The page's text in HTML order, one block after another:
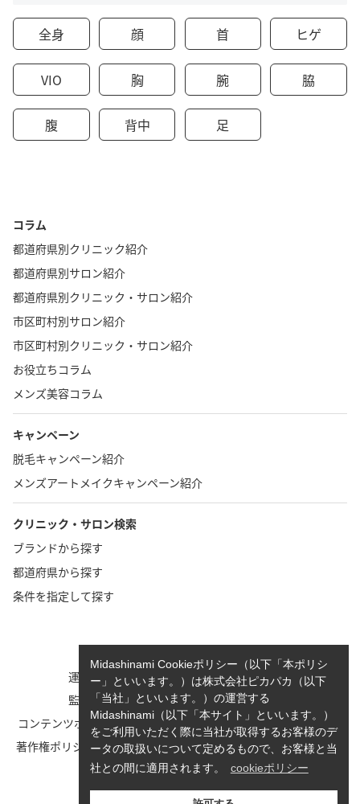
全身 顔 首 ヒゲ
VIO 胸 腕 脇
腹 背中 足
コラム
都道府県別クリニック紹介
都道府県別サロン紹介
都道府県別クリニック・サロン紹介
市区町村別サロン紹介
市区町村別クリニック・サロン紹介
お役立ちコラム
メンズ美容コラム
キャンペーン
脱毛キャンペーン紹介
メンズアートメイクキャンペーン紹介
クリニック・サロン検索
ブランドから探す
都道府県から探す
条件を指定して探す
運営者情報
執筆者一覧
監修者一覧
cookieポリシーについて
コンテンツポリシーと運営指針
利用規約
著作権ポリシー/免責事項につい
て
Midashinami 見だしなみプライ
バシーポリシー
お知らせ
Midashinami Cookieポリシー（以下「本ポリシ
ー」といいます。）は株式会社ピカパカ（以下
「当社」といいます。）の運営する
Midashinami（以下「本サイト」といいます。）
をご利用いただく際に当社が取得するお客様のデ
ータの取扱いについて定めるもので、お客様と当
社との間に適用されます。
cookieポリシー